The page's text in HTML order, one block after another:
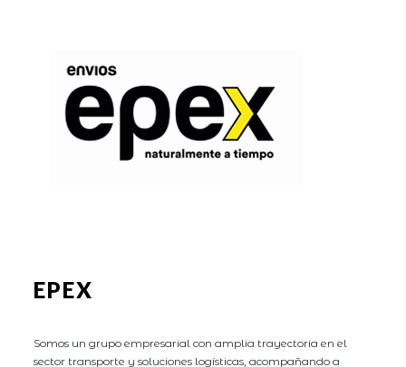
EPEX
Somos un grupo empresarial con amplia trayectoria en el
sector transporte y soluciones logísticas, acompañando a